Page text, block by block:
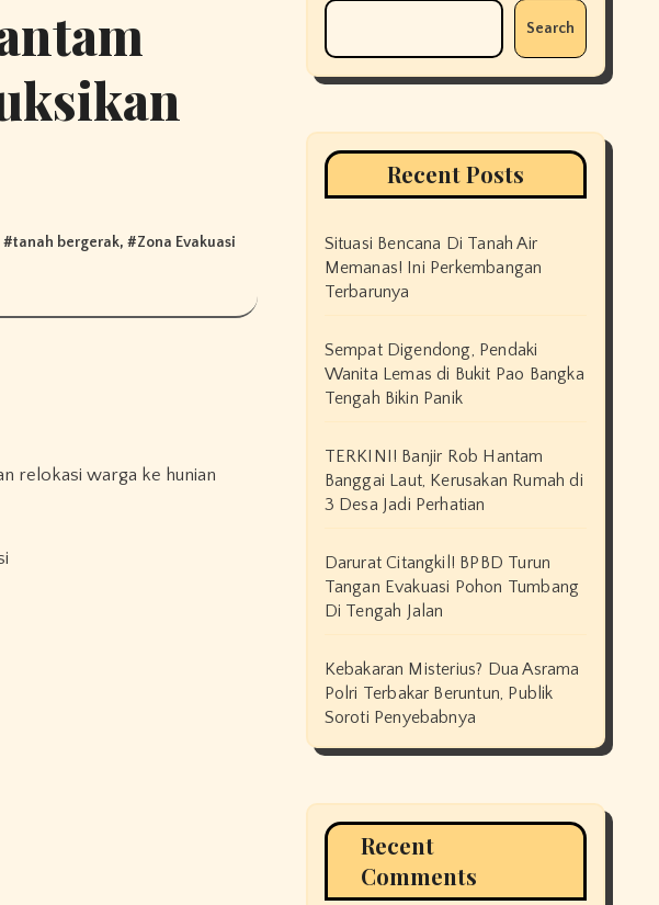
#tanah bergerak, #Zona Evakuasi
Search
Recent Posts
Situasi Bencana Di Tanah Air
Memanas! Ini Perkembangan
Terbarunya
Sempat Digendong, Pendaki
Wanita Lemas di Bukit Pao Bangka
Tengah Bikin Panik
TERKINI! Banjir Rob Hantam
Banggai Laut, Kerusakan Rumah di
3 Desa Jadi Perhatian
Darurat Citangkil! BPBD Turun
Tangan Evakuasi Pohon Tumbang
Di Tengah Jalan
Kebakaran Misterius? Dua Asrama
Polri Terbakar Beruntun, Publik
Soroti Penyebabnya
Recent
Comments